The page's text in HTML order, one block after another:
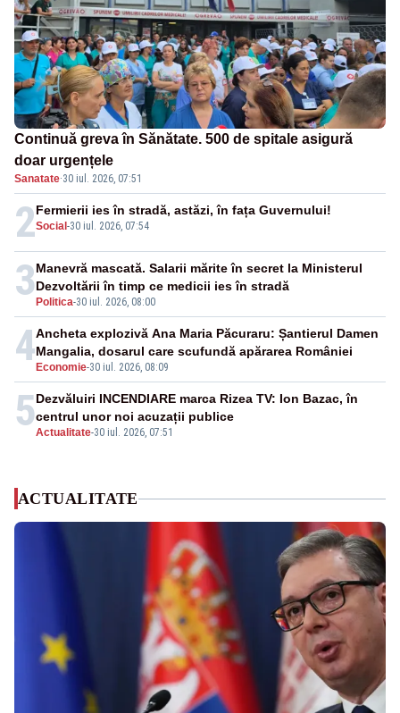
Continuă greva în Sănătate. 500 de spitale asigură
doar urgențele
Sanatate·30 iul. 2026, 07:51
2Social -30 iul. 2026, 07:54
Fermierii ies în stradă, astăzi, în fața Guvernului!
3 Politica-30 iul. 2026, 08:00
Manevră mascată. Salarii mărite în secret la Ministerul
Dezvoltării în timp ce medicii ies în stradă
4 Economie-30 iul. 2026, 08:09
Ancheta explozivă Ana Maria Păcuraru: Șantierul Damen
Mangalia, dosarul care scufundă apărarea României
5Actualitate-30 iul. 2026, 07:51
Dezvăluiri INCENDIARE marca Rizea TV: Ion Bazac, în
centrul unor noi acuzații publice
ACTUALITATE